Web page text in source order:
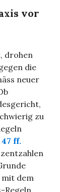
vor
drohen
die
neuer
zu
ff.
mit dem
Regeln